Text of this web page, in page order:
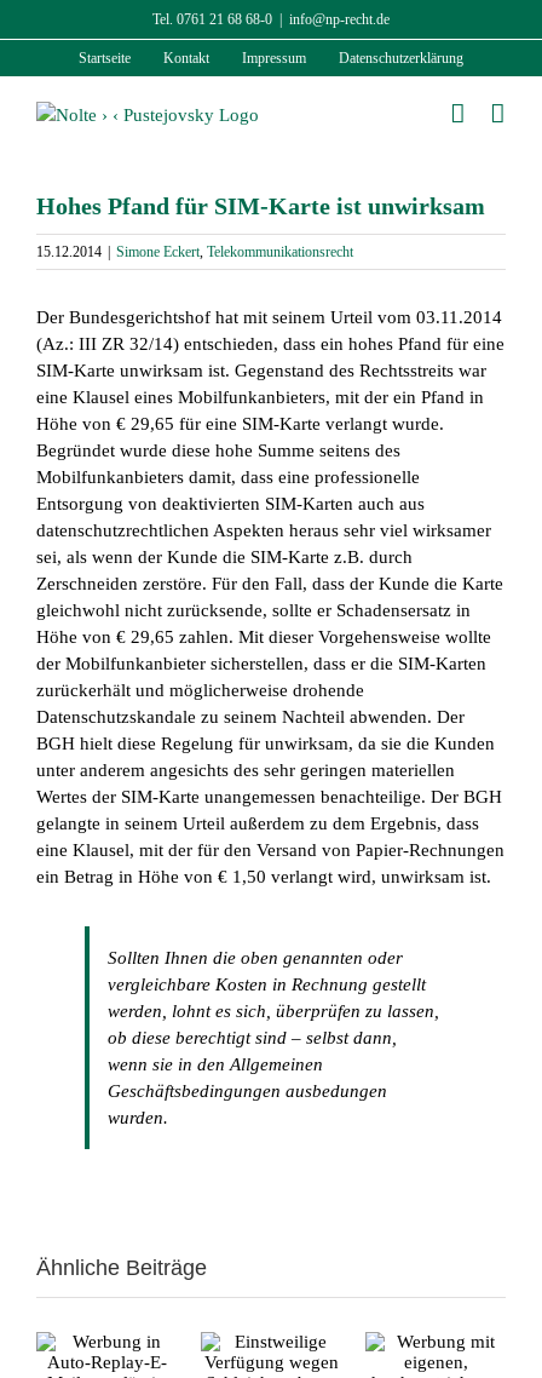
Inhalt
Tel. 0761 21 68 68-0 info@np-recht.de
Startseite Kontakt Impressum Datenschutzerklärung
Hohes Pfand für SIM-Karte ist unwirksam
15.12.2014 Simone Eckert, Telekommunikationsrecht
Der Bundesgerichtshof hat mit seinem Urteil vom 03.11.2014
(Az.: III ZR 32/14) entschieden, dass ein hohes Pfand für eine
SIM-Karte unwirksam ist. Gegenstand des Rechtsstreits war
eine Klausel eines Mobilfunkanbieters, mit der ein Pfand in
Höhe von € 29,65 für eine SIM-Karte verlangt wurde.
Begründet wurde diese hohe Summe seitens des
Mobilfunkanbieters damit, dass eine professionelle
Entsorgung von deaktivierten SIM-Karten auch aus
datenschutzrechtlichen Aspekten heraus sehr viel wirksamer
sei, als wenn der Kunde die SIM-Karte z.B. durch
Zerschneiden zerstöre. Für den Fall, dass der Kunde die Karte
gleichwohl nicht zurücksende, sollte er Schadensersatz in
Höhe von € 29,65 zahlen. Mit dieser Vorgehensweise wollte
der Mobilfunkanbieter sicherstellen, dass er die SIM-Karten
zurückerhält und möglicherweise drohende
Datenschutzskandale zu seinem Nachteil abwenden. Der
BGH hielt diese Regelung für unwirksam, da sie die Kunden
unter anderem angesichts des sehr geringen materiellen
Wertes der SIM-Karte unangemessen benachteilige. Der BGH
gelangte in seinem Urteil außerdem zu dem Ergebnis, dass
eine Klausel, mit der für den Versand von Papier-Rechnungen
ein Betrag in Höhe von € 1,50 verlangt wird, unwirksam ist.
Sollten Ihnen die oben genannten oder
vergleichbare Kosten in Rechnung gestellt
werden, lohnt es sich, überprüfen zu lassen,
ob diese berechtigt sind – selbst dann,
wenn sie in den Allgemeinen
Geschäftsbedingungen ausbedungen
wurden.
Ähnliche Beiträge